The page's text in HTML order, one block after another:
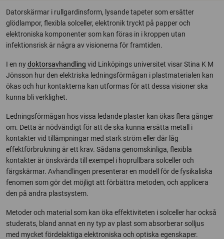
Datorskärmar i rullgardinsform, lysande tapeter som ersätter
glödlampor, flexibla solceller, elektronik tryckt på papper och
elektroniska komponenter som kan föras in i kroppen utan
infektionsrisk är några av visionerna för framtiden.
I en nydoktorsavhandling vid Linköpings universitet visar Stina K M
Jönsson hur den elektriska ledningsförmågan i plastmaterialen kan
ökas och hur kontakterna kan utformas för att dessa visioner ska
kunna bli verklighet.
Ledningsförmågan hos vissa ledande plaster kan ökas flera gånger
om. Detta är nödvändigt för att de ska kunna ersätta metall i
kontakter vid tillämpningar med stark ström eller där låg
effektförbrukning är ett krav. Sådana genomskinliga, flexibla
kontakter är önskvärda till exempel i hoprullbara solceller och
färgskärmar. Avhandlingen presenterar en modell för de fysikaliska
fenomen som gör det möjligt att förbättra metoden, och applicera
den på andra plastsystem.
Metoder och material som kan öka effektiviteten i solceller har också
studerats, bland annat en ny typ av plast som absorberar solljus
med mycket fördelaktiga elektroniska och optiska egenskaper.